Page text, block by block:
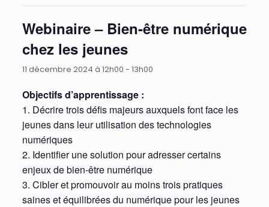
Webinaire – Bien-être numérique
chez les jeunes
11 décembre 2024 à 12h00 - 13h00
Objectifs d’apprentissage :
1. Décrire trois défis majeurs auxquels font face les
jeunes dans leur utilisation des technologies
numériques
2. Identifier une solution pour adresser certains
enjeux de bien-être numérique
3. Cibler et promouvoir au moins trois pratiques
saines et équilibrées du numérique pour les jeunes